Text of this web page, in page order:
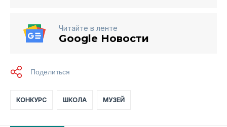
Читайте в ленте
Google Новости
КОНКУРС ШКОЛА МУЗЕЙ